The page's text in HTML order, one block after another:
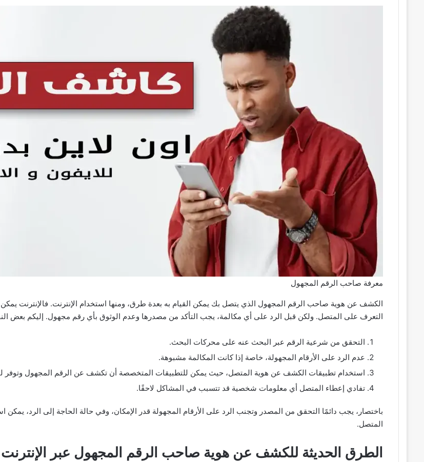
معرفة صاحب الرقم المجهول
الكشف عن هوية صاحب الرقم المجهول الذي يتصل بك يمكن القيام به بعدة طرق، ومنها استخدام الإنترنت. فالإنترنت
التعرف على المتصل. ولكن قبل الرد على أي مكالمة، يجب التأكد من مصدرها وعدم الوثوق بأي رقم مجهول. إليكم بعض
التحقق من شرعية الرقم عبر البحث عنه على محركات البحث.
عدم الرد على الأرقام المجهولة، خاصة إذا كانت المكالمة مشبوهة.
استخدام تطبيقات الكشف عن هوية المتصل، حيث يمكن للتطبيقات المتخصصة أن تكشف عن الرقم المجهول وتوفر
تفادي إعطاء المتصل أي معلومات شخصية قد تتسبب في المشاكل لاحقًا.
باختصار، يجب دائمًا التحقق من المصدر وتجنب الرد على الأرقام المجهولة قدر الإمكان، وفي حالة الحاجة إلى الرد،
المتصل.
الطرق الحديثة للكشف عن هوية صاحب الرقم المجهول عبر الإنترنت